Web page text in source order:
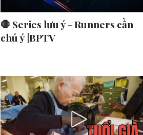
🛑 Series lưu ý - Runners cần
chú ý |BPTV